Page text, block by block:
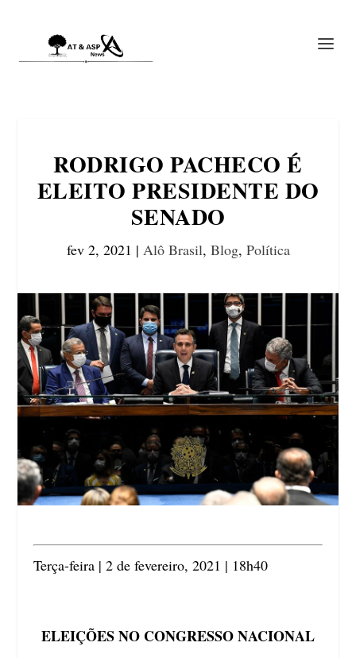
RODRIGO PACHECO É
ELEITO PRESIDENTE DO
SENADO
fev 2, 2021 | Alô Brasil, Blog, Política
Terça-feira | 2 de fevereiro, 2021 | 18h40
ELEIÇÕES NO CONGRESSO NACIONAL